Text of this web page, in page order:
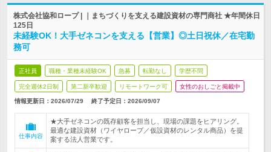
株式会社協和ロープ | ｜まちづくりを支える建設資材の専門商社 ★年間休日
125日
未経験OK！大手ゼネコンを支える【営業】◎土日祝休／在宅勤
務可
正社員 職種・業種未経験OK 急募 転勤なし 学歴不問
完全週休2日制 第二新卒歓迎 リモートワーク可 女性のおしごと掲載中
情報更新日：2026/07/29 終了予定日： 2026/09/07
仕事内容
★大手ゼネコンの既存顧客を担当し、現場の課題をヒアリング。
最適な建設資材（ワイヤロープ／仮設資材のレンタル商品）を提
案する法人営業です。